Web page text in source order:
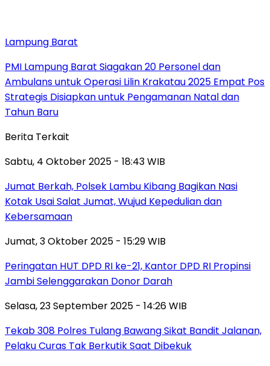
Lampung Barat
PMI Lampung Barat Siagakan 20 Personel dan
Ambulans untuk Operasi Lilin Krakatau 2025 Empat Pos
Strategis Disiapkan untuk Pengamanan Natal dan
Tahun Baru
Berita Terkait
Sabtu, 4 Oktober 2025 - 18:43 WIB
Jumat Berkah, Polsek Lambu Kibang Bagikan Nasi
Kotak Usai Salat Jumat, Wujud Kepedulian dan
Kebersamaan
Jumat, 3 Oktober 2025 - 15:29 WIB
Peringatan HUT DPD RI ke-21, Kantor DPD RI Propinsi
Jambi Selenggarakan Donor Darah
Selasa, 23 September 2025 - 14:26 WIB
Tekab 308 Polres Tulang Bawang Sikat Bandit Jalanan,
Pelaku Curas Tak Berkutik Saat Dibekuk